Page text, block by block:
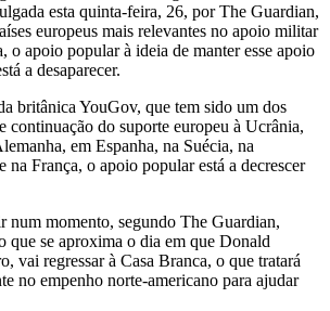
esta quinta-feira, 26, por The Guardian,
europeus mais relevantes no apoio militar
o apoio popular à ideia de manter esse apoio
a desaparecer.
britânica YouGov, que tem sido um dos
continuação do suporte europeu à Ucrânia,
em Espanha, na Suécia, na
na França, o apoio popular está a decrescer
num momento, segundo The Guardian,
que se aproxima o dia em que Donald
vai regressar à Casa Branca, o que tratará
no empenho norte-americano para ajudar